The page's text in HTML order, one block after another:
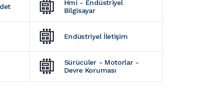
Hmi - Endüstriyel
Bilgisayar
Endüstriyel İletişim
Sürücüler - Motorlar -
Devre Koruması